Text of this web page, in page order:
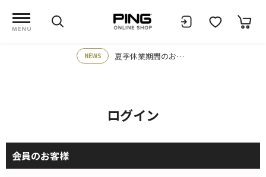
NEWS 夏季休業期間のお知らせ
ログイン
会員のお客様